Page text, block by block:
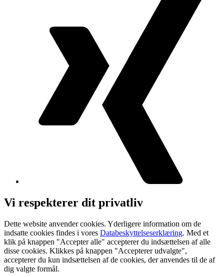
Vi respekterer dit privatliv
Dette website anvender cookies. Yderligere information om de
indsatte cookies findes i vores Databeskyttelseserklæring. Med et
klik på knappen "Accepter alle" accepterer du indsættelsen af alle
disse cookies. Klikkes på knappen "Accepterer udvalgte",
accepterer du kun indsættelsen af de cookies, der anvendes til de af
dig valgte formål.